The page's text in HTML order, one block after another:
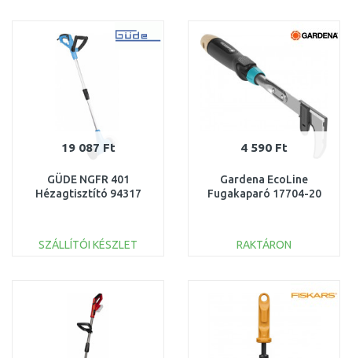
Összehasonlítás Összehasonlítás
19 087 Ft
GÜDE NGFR 401
Hézagtisztító 94317
SZÁLLÍTÓI KÉSZLET
Összehasonlítás
4 590 Ft
Gardena EcoLine
Fugakaparó 17704-20
RAKTÁRON
Összehasonlítás